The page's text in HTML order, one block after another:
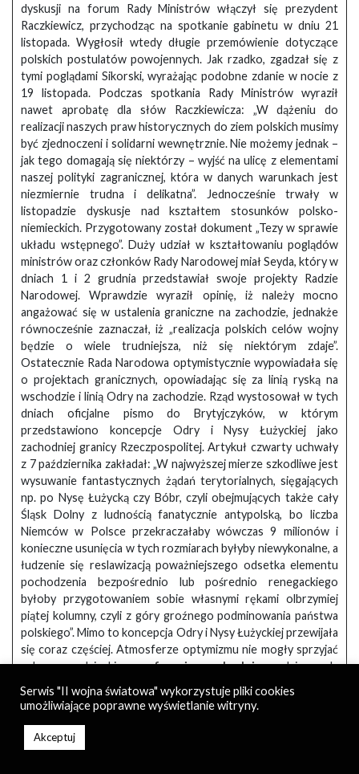
dyskusji na forum Rady Ministrów włączył się prezydent
Raczkiewicz, przychodząc na spotkanie gabinetu w dniu 21
listopada. Wygłosił wtedy długie przemówienie dotyczące
polskich postulatów powojennych. Jak rzadko, zgadzał się z
tymi poglądami Sikorski, wyrażając podobne zdanie w nocie z
19 listopada. Podczas spotkania Rady Ministrów wyraził
nawet aprobatę dla słów Raczkiewicza: „W dążeniu do
realizacji naszych praw historycznych do ziem polskich musimy
być zjednoczeni i solidarni wewnętrznie. Nie możemy jednak –
jak tego domagają się niektórzy – wyjść na ulicę z elementami
naszej polityki zagranicznej, która w danych warunkach jest
niezmiernie trudna i delikatna”. Jednocześnie trwały w
listopadzie dyskusje nad kształtem stosunków polsko-
niemieckich. Przygotowany został dokument „Tezy w sprawie
układu wstępnego”. Duży udział w kształtowaniu poglądów
ministrów oraz członków Rady Narodowej miał Seyda, który w
dniach 1 i 2 grudnia przedstawiał swoje projekty Radzie
Narodowej. Wprawdzie wyraził opinię, iż należy mocno
angażować się w ustalenia graniczne na zachodzie, jednakże
równocześnie zaznaczał, iż „realizacja polskich celów wojny
będzie o wiele trudniejsza, niż się niektórym zdaje”.
Ostatecznie Rada Narodowa optymistycznie wypowiadała się
o projektach granicznych, opowiadając się za linią ryską na
wschodzie i linią Odry na zachodzie. Rząd wystosował w tych
dniach oficjalne pismo do Brytyjczyków, w którym
przedstawiono koncepcje Odry i Nysy Łużyckiej jako
zachodniej granicy Rzeczpospolitej. Artykuł czwarty uchwały
z 7 października zakładał: „W najwyższej mierze szkodliwe jest
wysuwanie fantastycznych żądań terytorialnych, sięgających
np. po Nysę Łużycką czy Bóbr, czyli obejmujących także cały
Śląsk Dolny z ludnością fanatycznie antypolską, bo liczba
Niemców w Polsce przekraczałaby wówczas 9 milionów i
konieczne usunięcia w tych rozmiarach byłyby niewykonalne, a
łudzenie się reslawizacją poważniejszego odsetka elementu
pochodzenia bezpośrednio lub pośrednio renegackiego
byłoby przygotowaniem sobie własnymi rękami olbrzymiej
piątej kolumny, czyli z góry groźnego podminowania państwa
polskiego”. Mimo to koncepcja Odry i Nysy Łużyckiej przewijała
się coraz częściej. Atmosferze optymizmu nie mogły sprzyjać
sukcesy radzieckie nafroncie wschodnim, gdzie szala
korzyść Armii Czerwonej. Wszelkie układy z wyłączeniem
Sowietów były bowiem niemożliwe do zrealizowania. Ważne
miejsce w polityce Rządu Emigracyjnego zajmowały zatem
Stany Zjednoczone, będąc przeciwwagą dla ZSRR. Z taką też
Serwis "II wojna światowa" wykorzystuje pliki cookies
umożliwiające poprawne wyświetlanie witryny.
Akceptuj